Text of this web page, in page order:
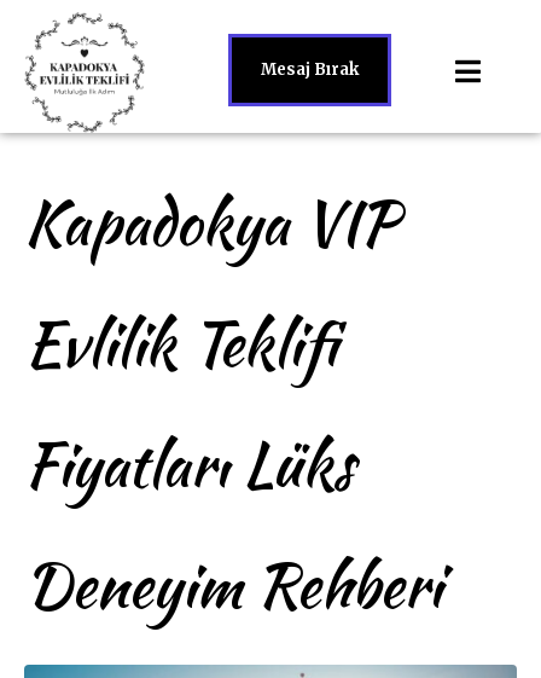
Mesaj Bırak
Kapadokya VIP
Evlilik Teklifi
Fiyatları Lüks
Deneyim Rehberi